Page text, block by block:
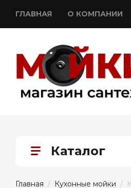
ГЛАВНАЯ О КОМПАНИИ
Каталог
Главная / Кухонные мойки /